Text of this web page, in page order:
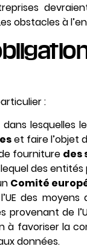
obstacles à
:
dans lesquelles
et faire l’objet
fourniture des
des
Comité
des
provenant de
à favoriser la
données.